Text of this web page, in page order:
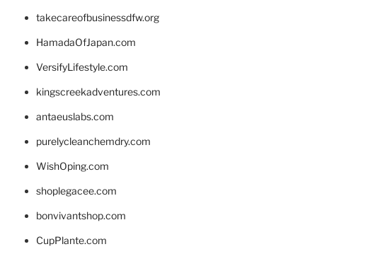
takecareofbusinessdfw.org
HamadaOfJapan.com
VersifyLifestyle.com
kingscreekadventures.com
antaeuslabs.com
purelycleanchemdry.com
WishOping.com
shoplegacee.com
bonvivantshop.com
CupPlante.com